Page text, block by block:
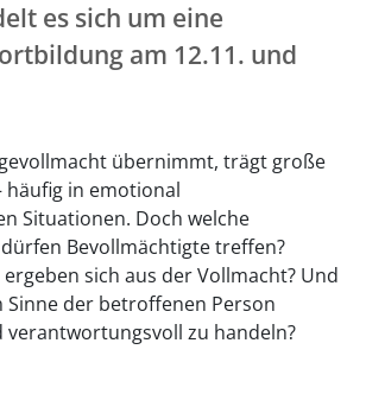
es sich um eine
am 12.11. und
übernimmt, trägt große
in emotional
Situationen. Doch welche
Bevollmächtigte treffen?
sich aus der Vollmacht? Und
Sinne der betroffenen Person
verantwortungsvoll zu handeln?